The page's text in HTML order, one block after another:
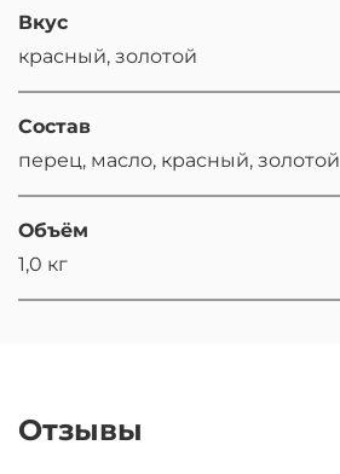
Вкус
красный, золотой
Состав
перец, масло, красный, золотой
Объём
1,0 кг
Отзывы